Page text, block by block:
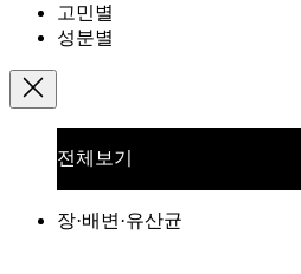
고민별
성분별
전체보기
장·배변·유산균